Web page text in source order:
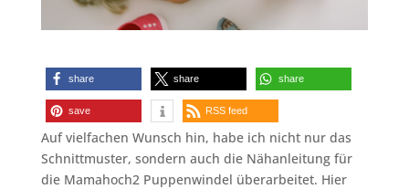
share share share
save RSS feed
Auf vielfachen Wunsch hin, habe ich nicht nur das
Schnittmuster, sondern auch die Nähanleitung für
die Mamahoch2 Puppenwindel überarbeitet. Hier